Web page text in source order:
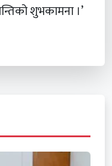
शुभकामना ।’